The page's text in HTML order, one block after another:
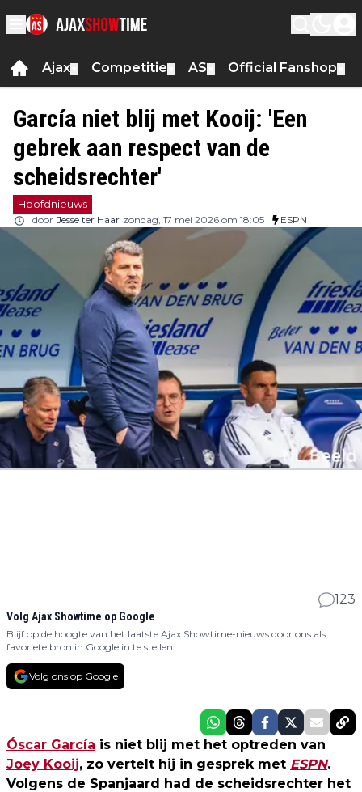
Ajax Competitie AS Official Fanshop
García niet blij met Kooij: 'Een
gebrek aan respect van de
scheidsrechter'
Hoofdnieuws
door Jesse ter Haar zondag, 17 mei 2026 om 18:05 ESPN
123
Volg Ajax Showtime op Google
Blijf op de hoogte van het laatste Ajax Showtime-nieuws door ons als
favoriete bron in Google in te stellen.
Volg ons op Google
Óscar García is niet blij met het optreden van
Joey Kooij, zo vertelt hij in gesprek met ESPN.
Volgens de Spanjaard had de scheidsrechter het